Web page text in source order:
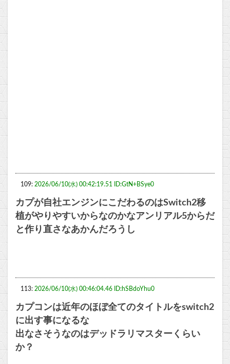
109: 2026/06/10(水) 00:42:19.51 ID:GtN+BSye0
カプが自社エンジンにこだわるのはSwitch2移
植がやりやすいからなのかなアンリアル5からだ
と作り直さなあかんだろうし
113: 2026/06/10(水) 00:46:04.46 ID:hSBdoYhu0
カプコンは近年のほぼ全てのタイトルをswitch2
に出す事になるな
出なさそうなのはデッドラリマスターくらい
か？